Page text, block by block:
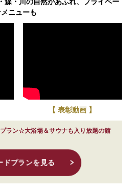
森・川の自然があふれ、プライベー
ニューも
【 表彰動画 】
ラン☆大浴場＆サウナも入り放題の館
ドプランを見る